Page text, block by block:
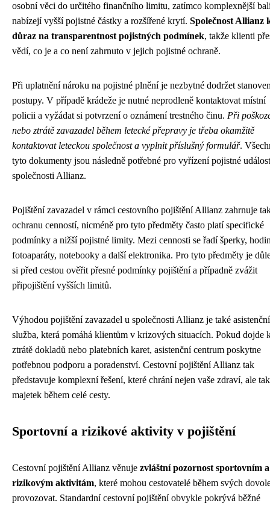
osobní věci do určitého finančního limitu, zatímco komplexnější
nabízejí vyšší pojistné částky a rozšířené krytí. Společnost Allianz
důraz na transparentnost pojistných podmínek, takže klienti
vědí, co je a co není zahrnuto v jejich pojistné ochraně.
Při uplatnění nároku na pojistné plnění je nezbytné dodržet
postupy. V případě krádeže je nutné neprodleně kontaktovat místní
policii a vyžádat si potvrzení o oznámení trestného činu. Při
nebo ztrátě zavazadel během letecké přepravy je třeba okamžitě
kontaktovat leteckou společnost a vyplnit příslušný formulář.
tyto dokumenty jsou následně potřebné pro vyřízení pojistné
společnosti Allianz.
Pojištění zavazadel v rámci cestovního pojištění Allianz zahrnuje
ochranu cenností, nicméně pro tyto předměty často platí specifické
podmínky a nižší pojistné limity. Mezi cennosti se řadí šperky,
fotoaparáty, notebooky a další elektronika. Pro tyto předměty je
si před cestou ověřit přesné podmínky pojištění a případně zvážit
připojištění vyšších limitů.
Výhodou pojištění zavazadel u společnosti Allianz je také asistenční
služba, která pomáhá klientům v krizových situacích. Pokud dojde
ztrátě dokladů nebo platebních karet, asistenční centrum poskytne
potřebnou podporu a poradenství. Cestovní pojištění Allianz tak
představuje komplexní řešení, které chrání nejen vaše zdraví, ale
majetek během celé cesty.
Sportovní a rizikové aktivity v pojištění
Cestovní pojištění Allianz věnuje zvláštní pozornost sportovním a
rizikovým aktivitám, které mohou cestovatelé během svých
provozovat. Standardní cestovní pojištění obvykle pokrývá běžné